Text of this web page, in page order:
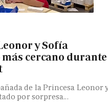
y Sofía
cercano durante
de la Princesa Leonor
por sorpresa...